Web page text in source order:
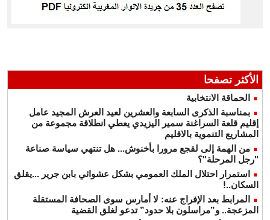
الأكثر تصفحا
الحماقة الانتخابية
بمناسبة الذكرى السابعة والعشرين لعيد العرش المجيد عامل
إقليم قلعة السراغنة سمير اليزيدي يعطي انطلاقة مجموعة من
المشاريع التنموية بالاقليم
من الهمة إلى لقجع مرورا بأخنوش... هل تنتهي سياسة صناعة
"رجل المرحلة"؟
استمرار احتلال الملك العمومي بشكل عشوائي بابن جرير ...يقلق
السكان..!
المرابط بعد الإفراج عنه: لا أمارس سوى الصحافة المستقلة
المزعجة.. و”مراسلون بلا حدود” تدعو لغلق القضية